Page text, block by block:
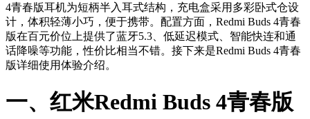
4青春版耳机为短柄半入耳式结构，充电盒采用多彩卧式仓设
计，体积轻薄小巧，便于携带。配置方面，Redmi Buds 4青春
版在百元价位上提供了蓝牙5.3、低延迟模式、智能快连和通
话降噪等功能，性价比相当不错。接下来是Redmi Buds 4青春
版详细使用体验介绍。
一、红米Redmi Buds 4青春版